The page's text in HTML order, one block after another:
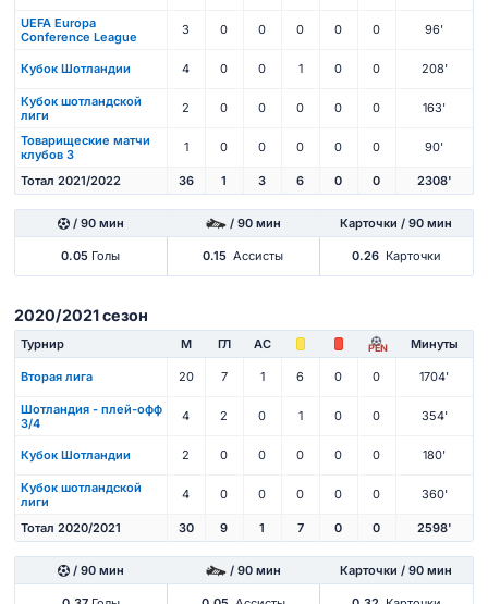
UEFA Europa
Conference League
3 0 0 0 0 0 96'
Кубок Шотландии 4 0 0 1 0 0 208'
Кубок шотландской
лиги
2 0 0 0 0 0 163'
Товарищеские матчи
клубов 3
1 0 0 0 0 0 90'
Тотал 2021/2022 36 1 3 6 0 0 2308'
/ 90 мин / 90 мин Карточки / 90 мин
0.05 Голы 0.15 Ассисты 0.26 Карточки
2020/2021 сезон
Турнир М ГЛ АС PEN Минуты
Вторая лига 20 7 1 6 0 0 1704'
Шотландия - плей-офф
3/4
4 2 0 1 0 0 354'
Кубок Шотландии 2 0 0 0 0 0 180'
Кубок шотландской
лиги
4 0 0 0 0 0 360'
Тотал 2020/2021 30 9 1 7 0 0 2598'
/ 90 мин / 90 мин Карточки / 90 мин